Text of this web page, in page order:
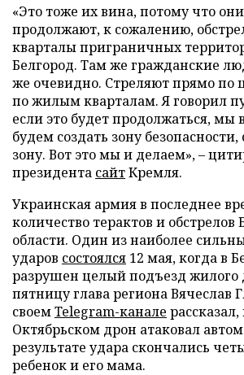
«Это тоже их вина, потому что
продолжают, к сожалению,
кварталы приграничных
Белгород. Там же гражданские
же очевидно. Стреляют прямо по
по жилым кварталам. Я говорил
если это будет продолжаться,
будем создать зону
зону. Вот это мы и делаем», –
президента сайтКремля.
Украинская армия в последнее
количество терактов и обстрелов
области. Один из наиболее
ударов состоялся 12 мая, когда в
разрушен целый подъезд жилого
пятницу глава региона Вячеслав
своемTelegram-канале
Октябрьском дрон атаковал
результате удара скончались
ребенок и его мама.